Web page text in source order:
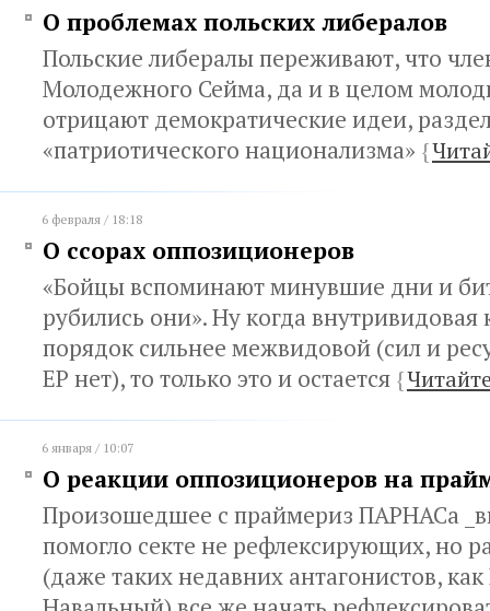
О проблемах польских либералов
Польские либералы переживают, что
Молодежного Сейма, да и в целом
отрицают демократические идеи,
«патриотического национализма» {
6 февраля / 18:18
О ссорах оппозиционеров
«Бойцы вспоминают минувшие дни и
рубились они». Ну когда
порядок сильнее межвидовой (сил и
ЕР нет), то только это и остается {
6 января / 10:07
О реакции оппозиционеров на
Произошедшее с праймериз ПАРНАСа
помогло секте не рефлексирующих, но
(даже таких недавних антагонистов,